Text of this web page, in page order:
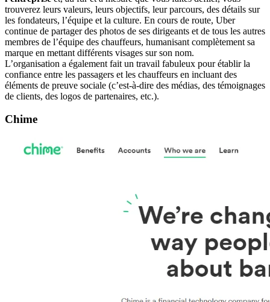
trouverez leurs valeurs, leurs objectifs, leur parcours, des détails sur
les fondateurs, l’équipe et la culture. En cours de route, Uber
continue de partager des photos de ses dirigeants et de tous les autres
membres de l’équipe des chauffeurs, humanisant complètement sa
marque en mettant différents visages sur son nom.
L’organisation a également fait un travail fabuleux pour établir la
confiance entre les passagers et les chauffeurs en incluant des
éléments de preuve sociale (c’est-à-dire des médias, des témoignages
de clients, des logos de partenaires, etc.).
Chime